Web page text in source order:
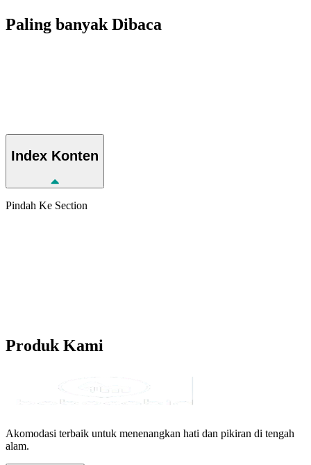
Paling banyakDibaca
Index Konten
Pindah Ke Section
ProdukKami
Akomodasi terbaik untuk menenangkan hati dan pikiran di tengah
alam.